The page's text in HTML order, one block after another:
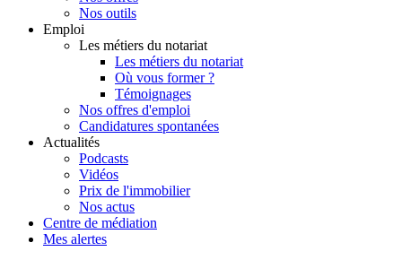
Nos outils
Emploi
Les métiers du notariat
Les métiers du notariat
Où vous former ?
Témoignages
Nos offres d'emploi
Candidatures spontanées
Actualités
Podcasts
Vidéos
Prix de l'immobilier
Nos actus
Centre de médiation
Mes alertes